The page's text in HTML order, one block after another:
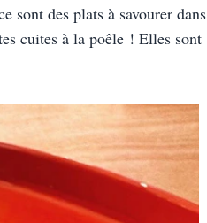
sont des plats à savourer dans
cuites à la poêle ! Elles sont